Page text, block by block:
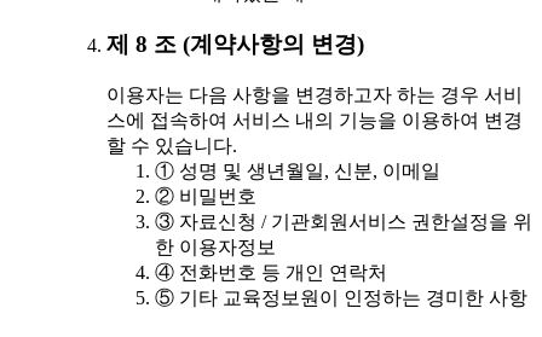
제 8 조 (계약사항의 변경)
이용자는 다음 사항을 변경하고자 하는 경우 서비
스에 접속하여 서비스 내의 기능을 이용하여 변경
할 수 있습니다.
① 성명 및 생년월일, 신분, 이메일
② 비밀번호
③ 자료신청 / 기관회원서비스 권한설정을 위
한 이용자정보
④ 전화번호 등 개인 연락처
⑤ 기타 교육정보원이 인정하는 경미한 사항